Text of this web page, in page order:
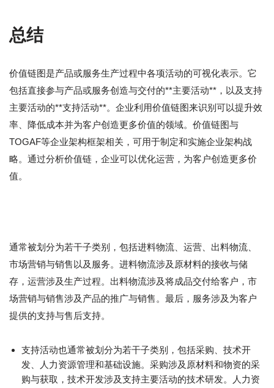
总结
价值链图是产品或服务生产过程中各项活动的可视化表示。它
包括直接参与产品或服务创造与交付的**主要活动**，以及支持
主要活动的**支持活动**。企业利用价值链图来识别可以提升效
率、降低成本并为客户创造更多价值的领域。价值链图与
TOGAF等企业架构框架相关，可用于制定和实施企业架构战
略。通过分析价值链，企业可以优化运营，为客户创造更多价
值。
通常被划分为若干子类别，包括进料物流、运营、出料物流、
市场营销与销售以及服务。进料物流涉及原材料的接收与储
存，运营涉及生产过程。出料物流涉及将成品交付给客户，市
场营销与销售涉及产品的推广与销售。最后，服务涉及为客户
提供的支持与售后支持。
支持活动也通常被划分为若干子类别，包括采购、技术开
发、人力资源管理和基础设施。采购涉及原材料和物资的采
购与获取，技术开发涉及支持主要活动的技术研发。人力资